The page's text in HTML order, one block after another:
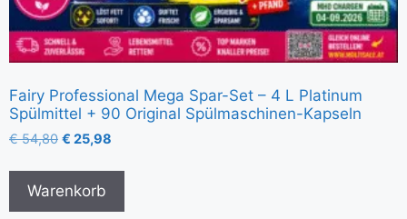
Fairy Professional Mega Spar-Set – 4 L Platinum
Spülmittel + 90 Original Spülmaschinen-Kapseln
€54,80 € 25,98
Warenkorb